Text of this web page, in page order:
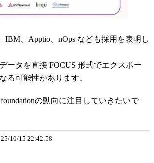
IBM、Apptio、nOps なども採用を表明し
ータを直接 FOCUS 形式でエクスポー
る可能性があります。
の動向に注目していきたいで
10/15 22:42:58